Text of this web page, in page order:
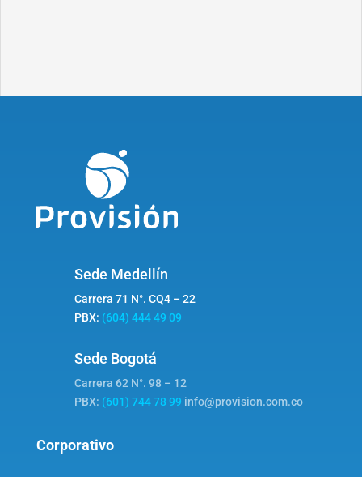
Sede Medellín
Carrera 71 N°. CQ4 – 22
PBX: (604) 444 49 09
Sede Bogotá
Carrera 62 N°. 98 – 12
PBX: (601) 744 78 99 info@provision.com.co
Corporativo